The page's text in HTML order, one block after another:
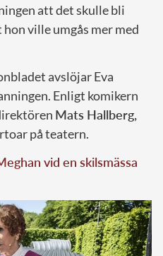
att det skulle bli
ville umgås mer med
avslöjar Eva
Enligt komikern
Mats Hallberg,
på teatern.
vid en skilsmässa